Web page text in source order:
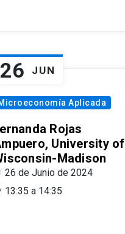
26 JUN
Aplicada
Rojas
University of
Madison
26 de Junio de 2024
13:35 a 14:35